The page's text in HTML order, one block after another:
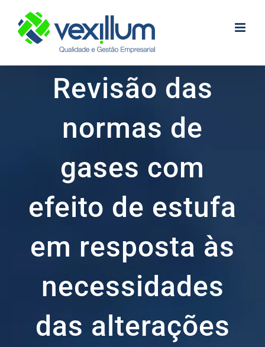
content
Revisão das
normas de
gases com
efeito de estufa
em resposta às
necessidades
das alterações